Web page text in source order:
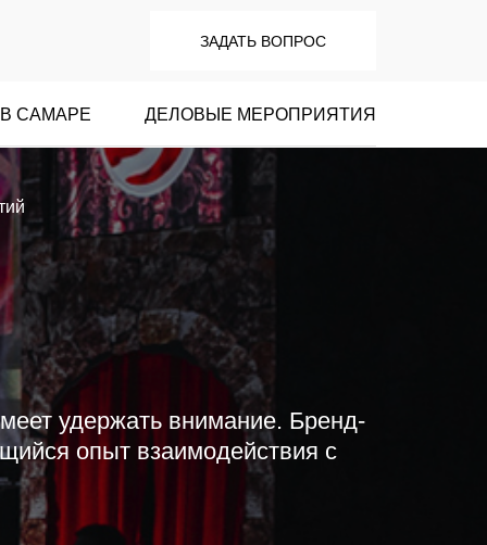
ЗАДАТЬ ВОПРОС
САМАРЕ ДЕЛОВЫЕ МЕРОПРИЯТИЯ
удержать внимание. Бренд-
опыт взаимодействия с